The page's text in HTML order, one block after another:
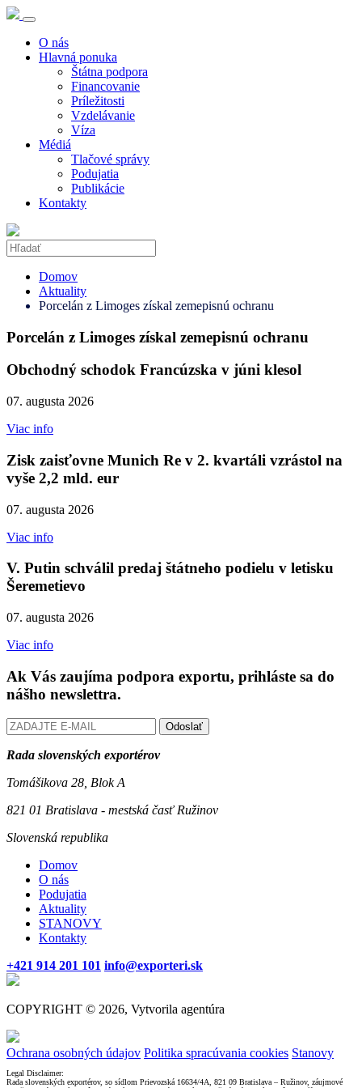
O nás
Hlavná ponuka
Štátna podpora
Financovanie
Príležitosti
Vzdelávanie
Víza
Médiá
Tlačové správy
Podujatia
Publikácie
Kontakty
Domov
Aktuality
Porcelán z Limoges získal zemepisnú ochranu
Porcelán z Limoges získal zemepisnú ochranu
Obchodný schodok Francúzska v júni klesol
07. augusta 2026
Viac info
Zisk zaisťovne Munich Re v 2. kvartáli vzrástol na
vyše 2,2 mld. eur
07. augusta 2026
Viac info
V. Putin schválil predaj štátneho podielu v letisku
Šeremetievo
07. augusta 2026
Viac info
Ak Vás zaujíma podpora exportu, prihláste sa do
nášho newslettra.
Odoslať
Rada slovenských exportérov
Tomášikova 28, Blok A
821 01 Bratislava - mestská časť Ružinov
Slovenská republika
Domov
O nás
Podujatia
Aktuality
STANOVY
Kontakty
+421 914 201 101 info@exporteri.sk
COPYRIGHT © 2026, Vytvorila agentúra
Ochrana osobných údajov Politika spracúvania cookies Stanovy
Legal Disclaimer:
Rada slovenských exportérov, so sídlom Prievozská 16634/4A, 821 09 Bratislava – Ružinov, záujmové